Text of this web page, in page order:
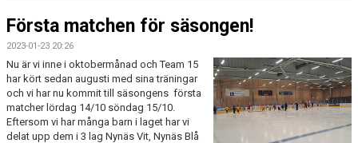
Första matchen för säsongen!
2023-01-23 20:26
Nu är vi inne i oktobermånad och Team 15
har kört sedan augusti med sina träningar
och vi har nu kommit till säsongens första
matcher lördag 14/10 söndag 15/10.
Eftersom vi har många barn i laget har vi
delat upp dem i 3 lag Nynäs Vit, Nynäs Blå